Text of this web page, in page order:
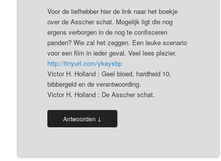
Voor de liefhebber hier de link naar het boekje
over de Asscher schat. Mogelijk ligt die nog
ergens verborgen in de nog te confisceren
panden? Wie zal het zeggen. Een leuke scenario
voor een film in ieder geval. Veel lees plezier.
http://tinyurl.com/ykeysbp
Victor H. Holland : Geel bloed, hardheid 10,
bibbergeld en de verantwoording.
Victor H. Holland : De Asscher schat.
Antwoorden ↓